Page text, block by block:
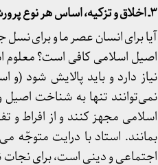
۳ـ اخلاق و تزکیه، اساس هر نوع پرورش:
آیا برای انسان عصر ما و برای
اصیل اسلامی کافی است؟ معلوم
نیاز دارد و باید پالایش شود (و
نمی‌توانند تنها به شناخت اصیل
اسلامی مجهز کنند و از افراط و
بمانند. استاد با درایت
اجتماعی و دینی است، برای